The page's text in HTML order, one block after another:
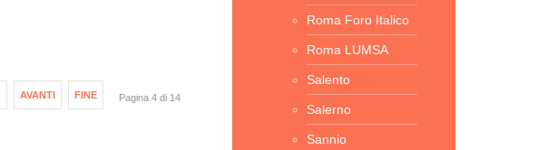
AVANTI FINE Pagina 4 di 14
Roma Foro Italico
Roma LUMSA
Salento
Salerno
Sannio